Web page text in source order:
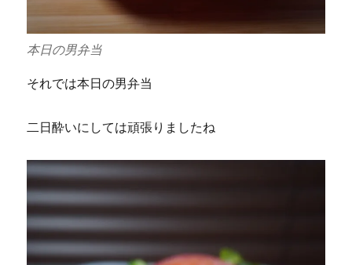
本日の男弁当
それでは本日の男弁当
二日酔いにしては頑張りましたね